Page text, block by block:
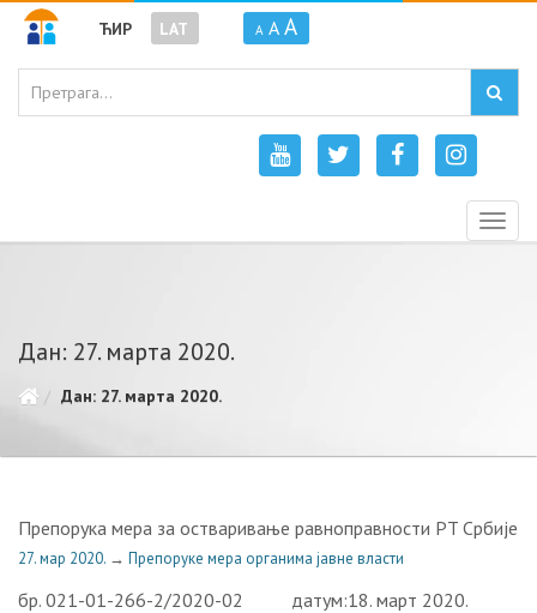
ЋИР LAT A A A
Дан: 27. марта 2020.
Дан: 27. марта 2020.
Прeпoрукa мeрa зa oствaривaњe рaвнoпрaвнoсти РT Србиje
27. мар 2020. → Препоруке мера органима јавне власти
бр. 021-01-266-2/2020-02 датум:18. март 2020.